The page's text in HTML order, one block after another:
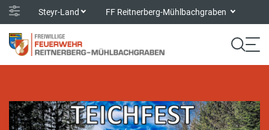
Steyr-Land FF Reitnerberg-Mühlbachgraben